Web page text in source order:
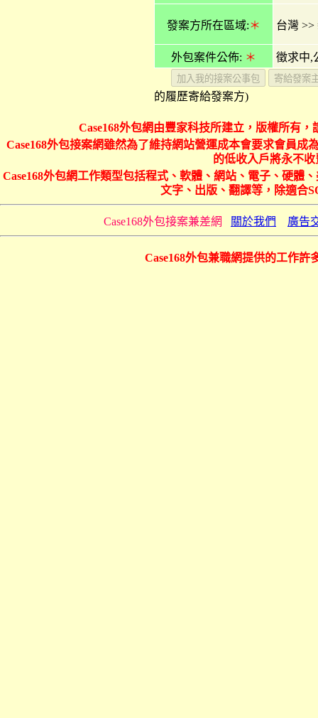
發案方所在區域:＊ 台灣 >>
外包案件公佈: ＊ 徵求中,
的履歷寄給發案方)
Case168外包網由豐家科技所建立，版權所有
Case168外包接案網雖然為了維持網站營運成本會要求會員
的低收入戶將永不收
Case168外包網工作類型包括程式、軟體、網站、電子、硬體
文字、出版、翻譯等，除適合
Case168外包接案兼差網 關於我們 廣告
Case168外包兼職網提供的工作